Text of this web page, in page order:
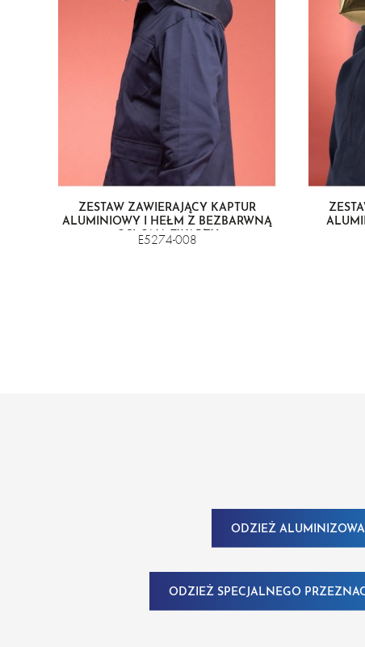
ZESTAW ZAWIERAJĄCY KAPTUR
ALUMINIOWY I HEŁM Z BEZBARWNĄ
OSŁONĄ TWARZY
E5274-008
ODZIEŻ
ODZIEŻ SPECJALNEGO